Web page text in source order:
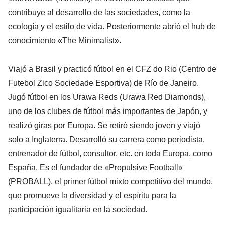
contribuye al desarrollo de las sociedades, como la
ecología y el estilo de vida. Posteriormente abrió el hub de
conocimiento «The Minimalist».
Viajó a Brasil y practicó fútbol en el CFZ do Rio (Centro de
Futebol Zico Sociedade Esportiva) de Río de Janeiro.
Jugó fútbol en los Urawa Reds (Urawa Red Diamonds),
uno de los clubes de fútbol más importantes de Japón, y
realizó giras por Europa. Se retiró siendo joven y viajó
solo a Inglaterra. Desarrolló su carrera como periodista,
entrenador de fútbol, consultor, etc. en toda Europa, como
España. Es el fundador de «Propulsive Football»
(PROBALL), el primer fútbol mixto competitivo del mundo,
que promueve la diversidad y el espíritu para la
participación igualitaria en la sociedad.